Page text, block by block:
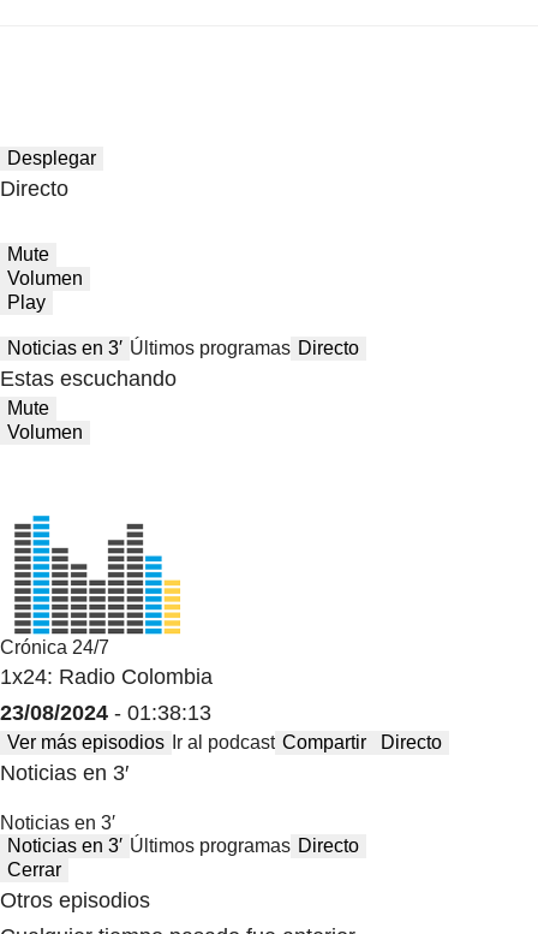
Desplegar
Directo
Mute
Volumen
Play
Noticias en 3′ Últimos programas Directo
Estas escuchando
Mute
Volumen
Crónica 24/7
1x24: Radio Colombia
23/08/2024 - 01:38:13
Ver más episodios Ir al podcast Compartir Directo
Noticias en 3′
Noticias en 3′
Noticias en 3′ Últimos programas Directo
Cerrar
Otros episodios